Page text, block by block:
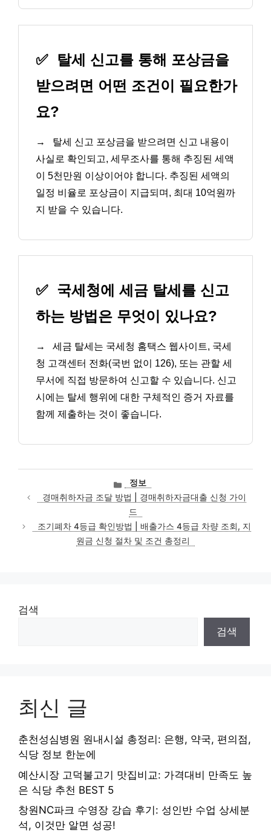
✅
탈세 신고를 통해 포상금을
받으려면 어떤 조건이 필요한가
요?
→
탈세 신고 포상금을 받으려면 신고 내용이
사실로 확인되고, 세무조사를 통해 추징된 세액
이 5천만원 이상이어야 합니다. 추징된 세액의
일정 비율로 포상금이 지급되며, 최대 10억원까
지 받을 수 있습니다.
✅ 국세청에 세금 탈세를 신고
하는 방법은 무엇이 있나요?
→
세금 탈세는 국세청 홈택스 웹사이트, 국세
청 고객센터 전화(국번 없이 126), 또는 관할 세
무서에 직접 방문하여 신고할 수 있습니다. 신고
시에는 탈세 행위에 대한 구체적인 증거 자료를
함께 제출하는 것이 좋습니다.
카
테
고
리
정보
경매취하자금 조달 방법 | 경매취하자금대출 신청 가이
드
조기폐차 4등급 확인방법 | 배출가스 4등급 차량 조회, 지
원금 신청 절차 및 조건 총정리
검색
검색
최신 글
춘천성심병원 원내시설 총정리: 은행, 약국, 편의점,
식당 정보 한눈에
예산시장 고덕불고기 맛집비교: 가격대비 만족도 높
은 식당 추천 BEST 5
창원NC파크 수영장 강습 후기: 성인반 수업 상세분
석, 이것만 알면 성공!